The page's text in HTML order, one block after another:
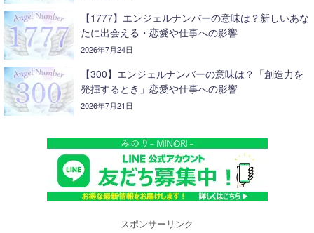
【1777】エンジェルナンバーの意味は？新しいあな
たに出会える・恋愛や仕事への影響
2026年7月24日
【300】エンジェルナンバーの意味は？「創造力を
発揮するとき」恋愛や仕事への影響
2026年7月21日
スポンサーリンク